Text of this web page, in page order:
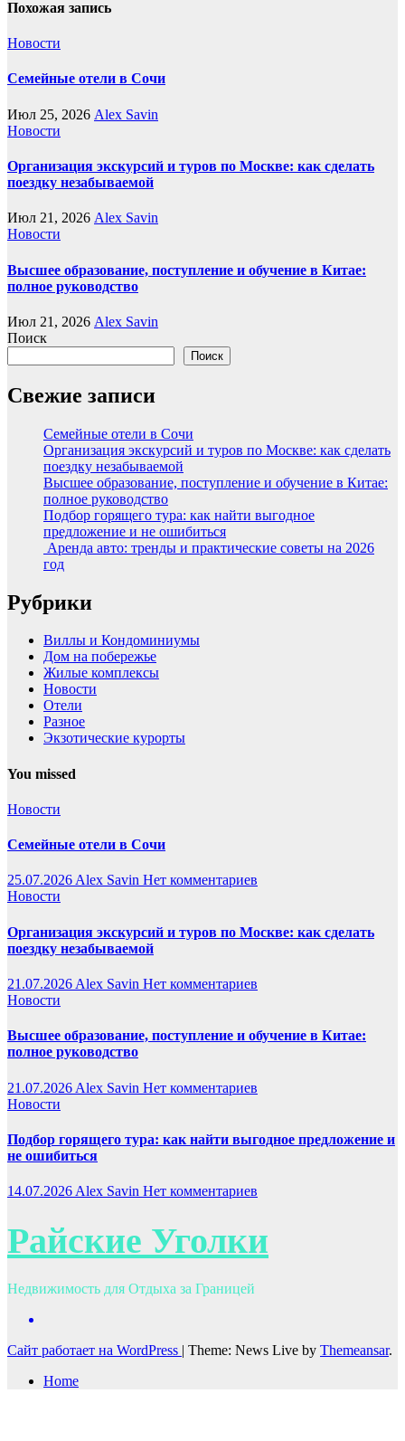
Похожая запись
Новости
Семейные отели в Сочи
Июл 25, 2026 Alex Savin
Новости
Организация экскурсий и туров по Москве: как сделать
поездку незабываемой
Июл 21, 2026 Alex Savin
Новости
Высшее образование, поступление и обучение в Китае:
полное руководство
Июл 21, 2026 Alex Savin
Поиск
Поиск
Свежие записи
Семейные отели в Сочи
Организация экскурсий и туров по Москве: как сделать
поездку незабываемой
Высшее образование, поступление и обучение в Китае:
полное руководство
Подбор горящего тура: как найти выгодное
предложение и не ошибиться
Аренда авто: тренды и практические советы на 2026
год
Рубрики
Виллы и Кондоминиумы
Дом на побережье
Жилые комплексы
Новости
Отели
Разное
Экзотические курорты
You missed
Новости
Семейные отели в Сочи
25.07.2026Alex Savin Нет комментариев
Новости
Организация экскурсий и туров по Москве: как сделать
поездку незабываемой
21.07.2026 Alex Savin Нет комментариев
Новости
Высшее образование, поступление и обучение в Китае:
полное руководство
21.07.2026 Alex Savin Нет комментариев
Новости
Подбор горящего тура: как найти выгодное предложение и
не ошибиться
14.07.2026 Alex Savin Нет комментариев
Райские Уголки
Недвижимость для Отдыха за Границей
Сайт работает на WordPress | Theme: News Live by Themeansar.
Home